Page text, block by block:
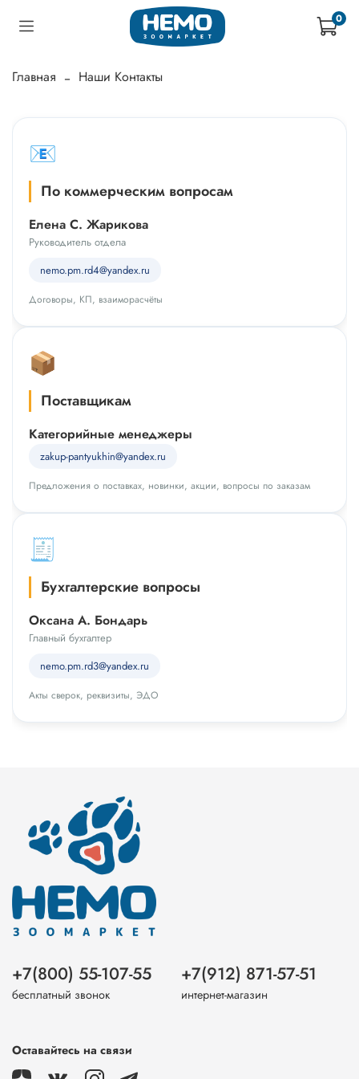
0
Главная Наши Контакты
📧
По коммерческим вопросам
Елена С. Жарикова
Руководитель отдела
nemo.pm.rd4@yandex.ru
Договоры, КП, взаиморасчёты
📦
Поставщикам
Категорийные менеджеры
zakup-pantyukhin@yandex.ru
Предложения о поставках, новинки, акции, вопросы по заказам
🧾
Бухгалтерские вопросы
Оксана А. Бондарь
Главный бухгалтер
nemo.pm.rd3@yandex.ru
Акты сверок, реквизиты, ЭДО
+7(800) 55-107-55
бесплатный звонок
+7(912) 871-57-51
интернет-магазин
Оставайтесь на связи